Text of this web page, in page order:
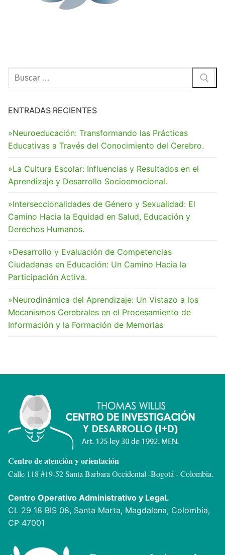
Buscar:
ENTRADAS RECIENTES
»Neuroeducación: Transformando las Prácticas
Educativas a Través del Conocimiento del Cerebro.
»La Cultura Escolar: Influencias y Resultados en el
Aprendizaje y Desarrollo Socioemocional.
»Interseccionalidades de Género y Sexualidad: El
Camino Hacia la Equidad en Salud, Educación y
Derechos Humanos.
»Desarrollo y Evaluación de Competencias
Ciudadanas en Educación: Un Camino Hacia la
Participación Activa.
»Neurodinámica del Aprendizaje: Un Vistazo a los
Mecanismos Cerebrales en el Procesamiento de
Información y la Formación de Memorias
Centro de atención y orientación
Calle 118 #19-52 Santa Barbara Occidental -Bogotá - Colombia.
Centro Operativo Administrativo y LegaL
CL 29 18 BIS 08, Santa Marta, Magdalena, Colombia,
CP 47001